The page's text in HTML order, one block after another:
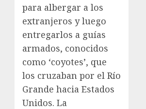
para albergar a los
extranjeros y luego
entregarlos a guías
armados, conocidos
como ‘coyotes’, que
los cruzaban por el Río
Grande hacia Estados
Unidos. La